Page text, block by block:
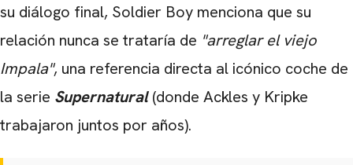
su diálogo final, Soldier Boy menciona que su
relación nunca se trataría de "arreglar el viejo
Impala", una referencia directa al icónico coche de
la serie Supernatural(donde Ackles y Kripke
trabajaron juntos por años).